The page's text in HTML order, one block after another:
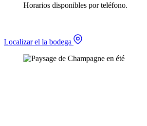
Horarios disponibles por teléfono.
Localizar el la bodega